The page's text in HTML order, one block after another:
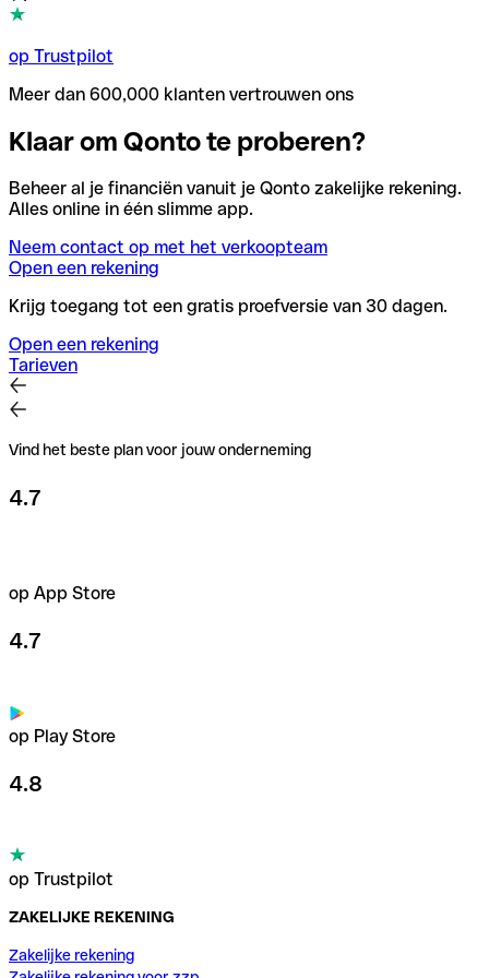
op Trustpilot
Meer dan 600,000 klanten vertrouwen ons
Klaar om Qonto te proberen?
Beheer al je financiën vanuit je Qonto zakelijke rekening.
Alles online in één slimme app.
Neem contact op met het verkoopteam
Open een rekening
Krijg toegang tot een gratis proefversie van 30 dagen.
Open een rekening
Tarieven
Vind het beste plan voor jouw onderneming
4.7
op App Store
4.7
op Play Store
4.8
op Trustpilot
ZAKELIJKE REKENING
Zakelijke rekening